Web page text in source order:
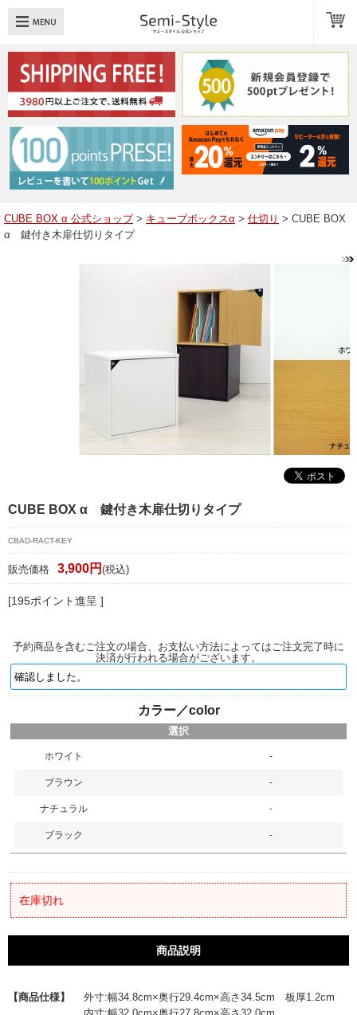
：透明扉 引き出し LED
へ戻る
品一覧
ューブボックスαレイアウト例
定商取引法に基づく表記
CUBE BOX α 公式ショップ> キューブボックスα > 仕切り > CUBE BOX
α 鍵付き木扉仕切りタイプ
CUBE BOX α 鍵付き木扉仕切りタイプ
CBAD-RACT-KEY
販売価格 3,900円 (税込)
[195ポイント進呈 ]
予約商品を含むご注文の場合、お支払い方法によってはご注文完了時に
決済が行われる場合がございます。
カラー／color
選択
ホワイト -
ブラウン -
ナチュラル -
ブラック -
在庫切れ
商品説明
【商品仕様】
外寸:幅34.8cm×奥行29.4cm×高さ34.5cm 板厚1.2cm